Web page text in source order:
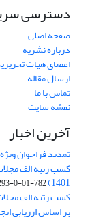
دسترسی
صفحه اصلی
درباره نشریه
اعضای هیات
ارسال مقاله
تماس با ما
نقشه سایت
آخرین اخبار
تمدید فراخوان
1401)
782-01-0-293
کسب رتبه الف مجلات